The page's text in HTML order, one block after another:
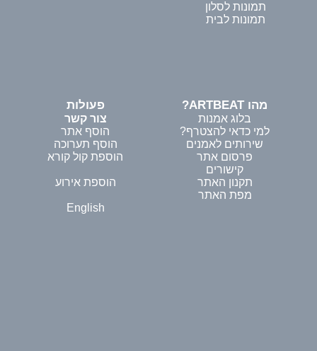
תמונות לסלון
תמונות לבית
מהו ARTBEAT?
בלוג אמנות
למי כדאי להצטרף?
שירותים לאמנים
פרסום אתר
קישורים
תקנון האתר
מפת האתר
פעולות
צור קשר
הוסף אתר
הוסף תערוכה
הוספת קול קורא
הוספת אירוע
English